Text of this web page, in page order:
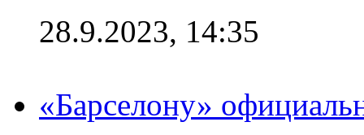
28.9.2023, 14:35
«Барселону»